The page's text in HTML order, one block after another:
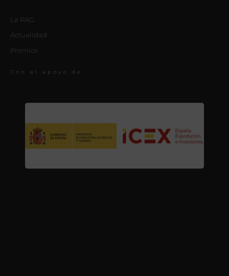
La RAG
Actualidad
Premios
Con el apoyo de: